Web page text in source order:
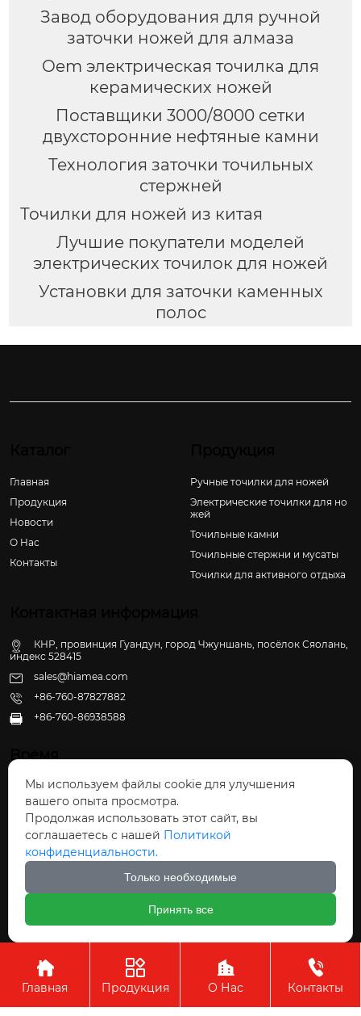
Завод оборудования для ручной
заточки ножей для алмаза
Oem электрическая точилка для
керамических ножей
Поставщики 3000/8000 сетки
двухсторонние нефтяные камни
Технология заточки точильных
стержней
Точилки для ножей из китая
Лучшие покупатели моделей
электрических точилок для ножей
Установки для заточки каменных
полос
Главная
Продукция
Новости
О Hас
Контакты
Ручные точилки для ножей
Электрические точилки для но
жей
Точильные камни
Точильные стержни и мусаты
Точилки для активного отдыха
КНР, провинция Гуандун, город Чжуншань, посёлок Сяолань,
индекс 528415
sales@hiamea.com
+86-760-87827882
 +86-760-86938588
Время
Пн - Пт: 09:30 - 22:00
Сб - Вс: 10:00 - 22:30
Авторское право©ООО Чжуншань Хайвэй
Кухонные Принадлежности

Главная

Продукция

О Нас

Контакты
Мы используем файлы cookie для улучшения
вашего опыта просмотра.
Продолжая использовать этот сайт, вы
соглашаетесь с нашей Политикой
конфиденциальности.
Только необходимые
Принять все